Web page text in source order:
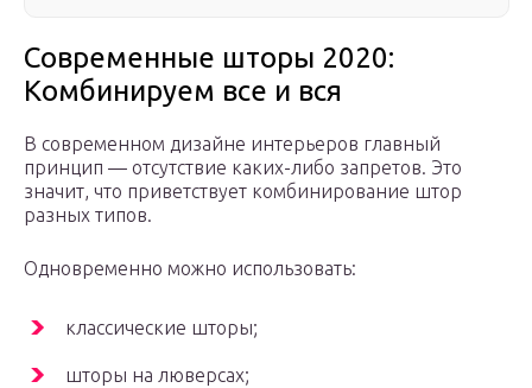
Современные шторы 2020:
Комбинируем все и вся
В современном дизайне интерьеров главный
принцип — отсутствие каких-либо запретов. Это
значит, что приветствует комбинирование штор
разных типов.
Одновременно можно использовать:
классические шторы;
шторы на люверсах;